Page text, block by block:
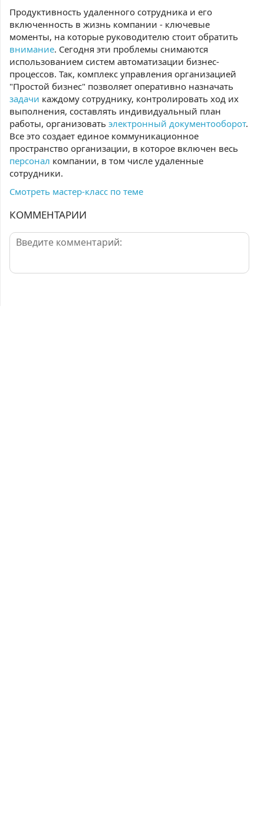
Продуктивность удаленного сотрудника и его
включенность в жизнь компании - ключевые
моменты, на которые руководителю стоит обратить
внимание. Сегодня эти проблемы снимаются
использованием систем автоматизации бизнес-
процессов. Так, комплекс управления организацией
"Простой бизнес" позволяет оперативно назначать
задачи каждому сотруднику, контролировать ход их
выполнения, составлять индивидуальный план
работы, организовать электронный документооборот.
Все это создает единое коммуникационное
пространство организации, в которое включен весь
персонал компании, в том числе удаленные
сотрудники.
Смотреть мастер-класс по теме
КОММЕНТАРИИ